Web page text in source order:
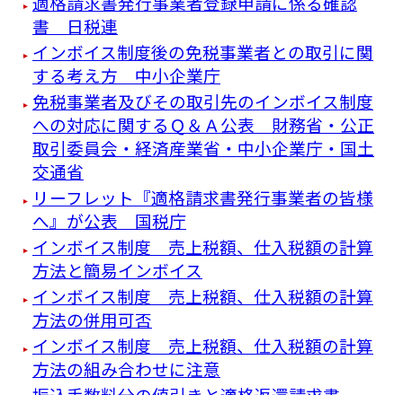
書 日税連
インボイス制度後の免税事業者との取引に関
する考え方 中小企業庁
免税事業者及びその取引先のインボイス制度
への対応に関するＱ＆Ａ公表 財務省・公正
取引委員会・経済産業省・中小企業庁・国土
交通省
リーフレット『適格請求書発⾏事業者の皆様
へ』が公表 国税庁
インボイス制度 売上税額、仕入税額の計算
方法と簡易インボイス
インボイス制度 売上税額、仕入税額の計算
方法の併用可否
インボイス制度 売上税額、仕入税額の計算
方法の組み合わせに注意